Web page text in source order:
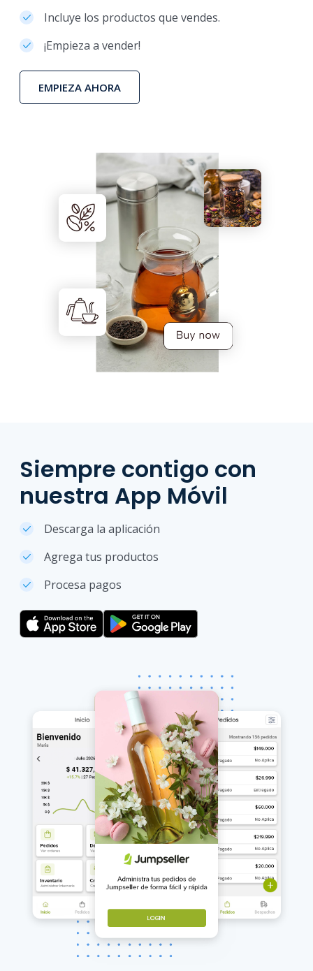
Incluye los productos que vendes.
¡Empieza a vender!
EMPIEZA AHORA
Siempre contigo con
nuestra App Móvil
Descarga la aplicación
Agrega tus productos
Procesa pagos